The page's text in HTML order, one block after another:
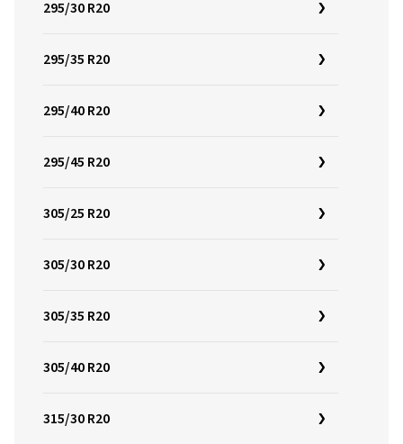
295/30 R20
295/35 R20
295/40 R20
295/45 R20
305/25 R20
305/30 R20
305/35 R20
305/40 R20
315/30 R20